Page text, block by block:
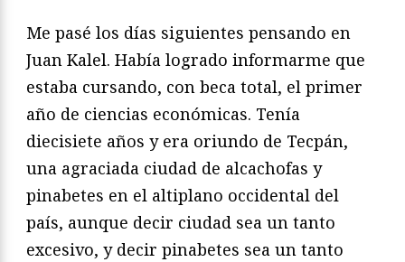
Me pasé los días siguientes pensando en
Juan Kalel. Había logrado informarme que
estaba cursando, con beca total, el primer
año de ciencias económicas. Tenía
diecisiete años y era oriundo de Tecpán,
una agraciada ciudad de alcachofas y
pinabetes en el altiplano occidental del
país, aunque decir ciudad sea un tanto
excesivo, y decir pinabetes sea un tanto